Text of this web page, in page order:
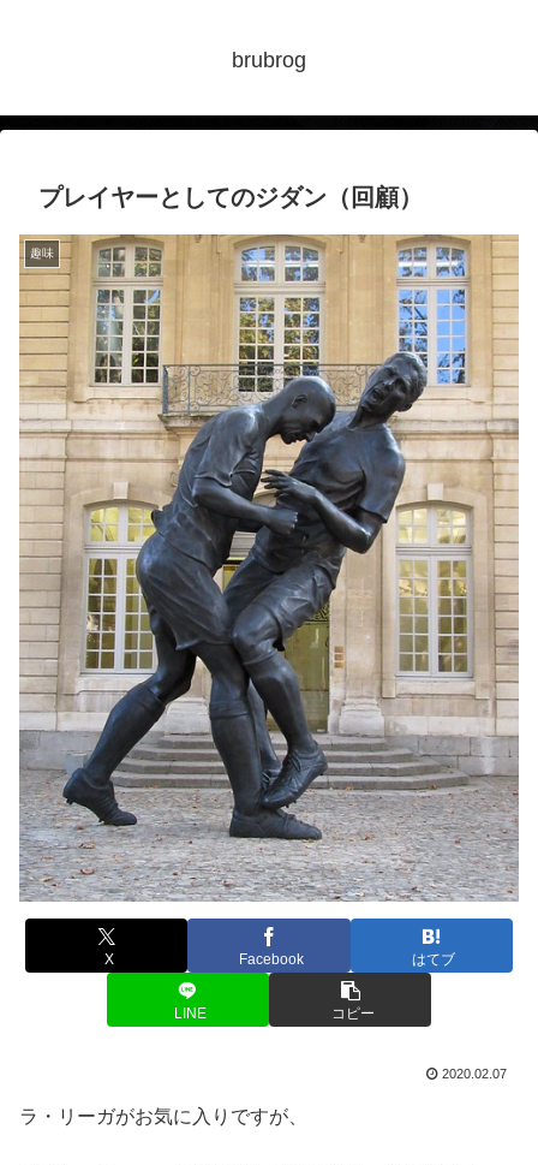
brubrog
プレイヤーとしてのジダン（回顧）
趣味
X Facebook はてブ
LINE コピー
2020.02.07
ラ・リーガがお気に入りですが、